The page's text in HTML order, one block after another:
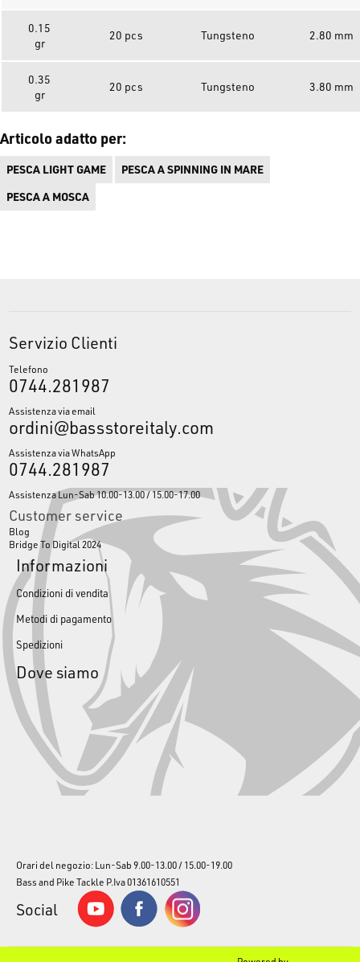
0.15
gr
20 pcs Tungsteno 2.80 mm
0.35
gr
20 pcs Tungsteno 3.80 mm
Articolo adatto per:
PESCA LIGHT GAME
PESCA A SPINNING IN MARE
PESCA A MOSCA
Servizio Clienti
Telefono
0744.281987
Assistenza via email
ordini@bassstoreitaly.com
Assistenza via WhatsApp
0744.281987
Assistenza Lun-Sab 10.00-13.00 / 15.00-17.00
Customer service
Blog
Bridge To Digital 2024
Informazioni
Condizioni di vendita
Metodi di pagamento
Spedizioni
Dove siamo
Orari del negozio: Lun-Sab 9.00-13.00 / 15.00-19.00
Bass and Pike Tackle P.Iva 01361610551
Social